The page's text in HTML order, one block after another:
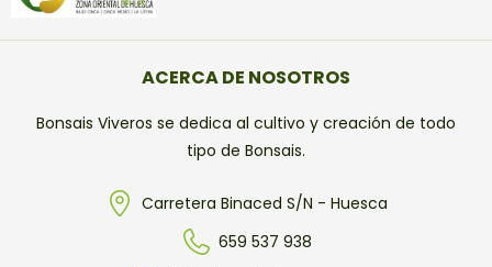
ACERCA DE NOSOTROS
Bonsais Viveros se dedica al cultivo y creación de todo
tipo de Bonsais.
Carretera Binaced S/N - Huesca
659 537 938